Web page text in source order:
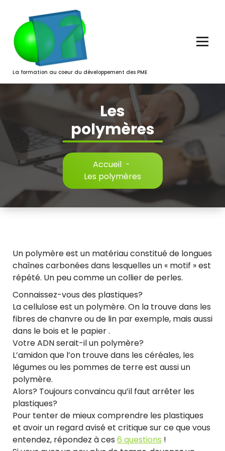
contenu
La formation au coeur du développement des PME
Les
polymères
Accueil -
Les polymères
Un polymère est un matériau constitué de longues
chaînes carbonées dans lesquelles un « motif » est
répété. Un peu comme un collier de perles.
Connaissez-vous des plastiques?
La cellulose est un polymère. On la trouve dans les
fibres de chanvre ou de lin par exemple, mais aussi
dans le bois et le papier .
Votre ADN serait-il un polymère?
L’amidon que l’on trouve dans les céréales, les
légumes ou les pommes de terre est aussi un
polymère.
Alors? Toujours convaincu qu’il faut arrêter les
plastiques?
Pour tenter de mieux comprendre les plastiques
et avoir un regard avisé et critique sur ce que vous
entendez, répondez à ces 6 questions !